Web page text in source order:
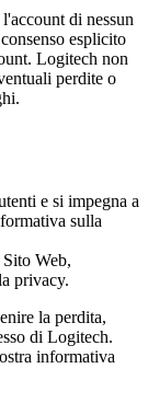
di nessun
esplicito
Logitech non
perdite o
e si impegna a
sulla
Web,
privacy.
la perdita,
di Logitech.
informativa